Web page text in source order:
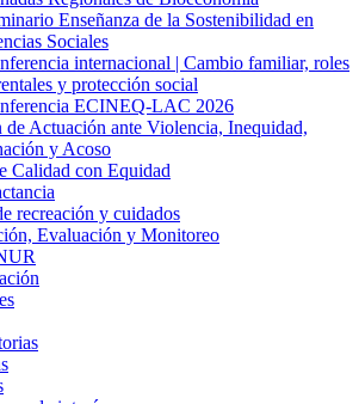
Enseñanza de la Sostenibilidad en
Sociales
internacional | Cambio familiar, roles
y protección social
ECINEQ-LAC 2026
de Actuación ante Violencia, Inequidad,
y Acoso
Calidad con Equidad
recreación y cuidados
Evaluación y Monitoreo